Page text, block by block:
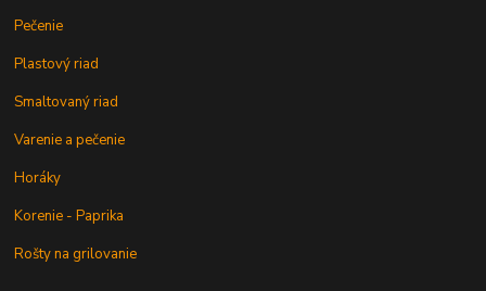
Pečenie
Plastový riad
Smaltovaný riad
Varenie a pečenie
Horáky
Korenie - Paprika
Rošty na grilovanie